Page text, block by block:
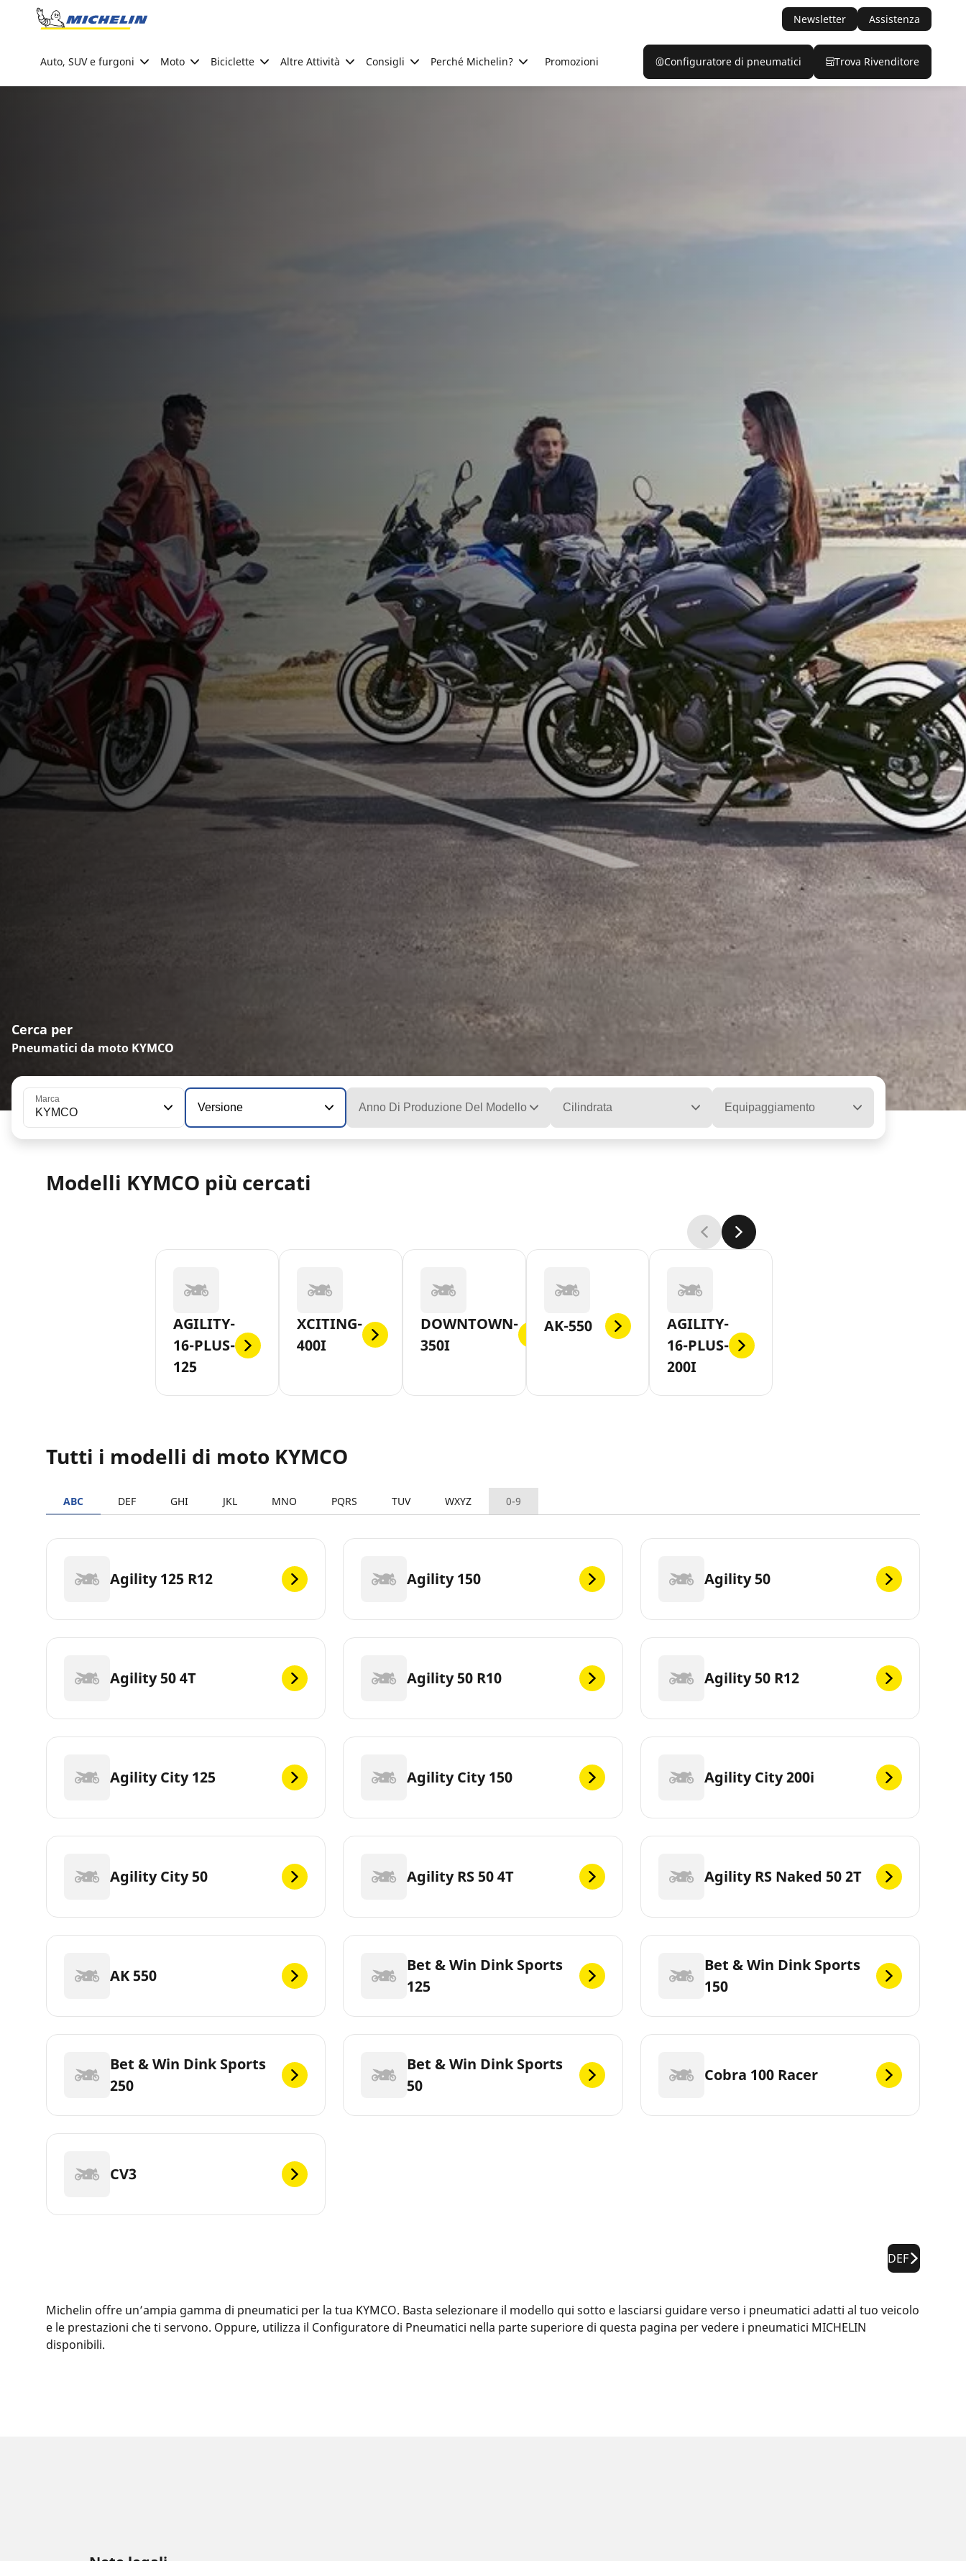
Go to page content
Newsletter Assistenza
Auto, SUV e furgoni Moto Biciclette Altre Attività Consigli Perché Michelin? Promozioni Configuratore di pneumatici Trova Rivenditore
Cerca per
Pneumatici da moto KYMCO
Marca
KYMCO Versione Anno Di Produzione Del Modello Cilindrata Equipaggiamento
Modelli KYMCO più cercati
AGILITY-
16-PLUS-
125
XCITING-
400I
DOWNTOWN-
350I
AK-550
AGILITY-
16-PLUS-
200I
Tutti i modelli di moto KYMCO
ABC DEF GHI JKL MNO PQRS TUV WXYZ 0-9
Agility 125 R12 Agility 150 Agility 50
Agility 50 4T Agility 50 R10 Agility 50 R12
Agility City 125 Agility City 150 Agility City 200i
Agility City 50 Agility RS 50 4T Agility RS Naked 50 2T
AK 550
Bet & Win Dink Sports
125
Bet & Win Dink Sports
150
Bet & Win Dink Sports
250
Bet & Win Dink Sports
50
Cobra 100 Racer
CV3
DEF
Michelin offre un’ampia gamma di pneumatici per la tua KYMCO. Basta selezionare il modello qui sotto e lasciarsi guidare verso i pneumatici adatti al tuo veicolo
e le prestazioni che ti servono. Oppure, utilizza il Configuratore di Pneumatici nella parte superiore di questa pagina per vedere i pneumatici MICHELIN
disponibili.
Note legali